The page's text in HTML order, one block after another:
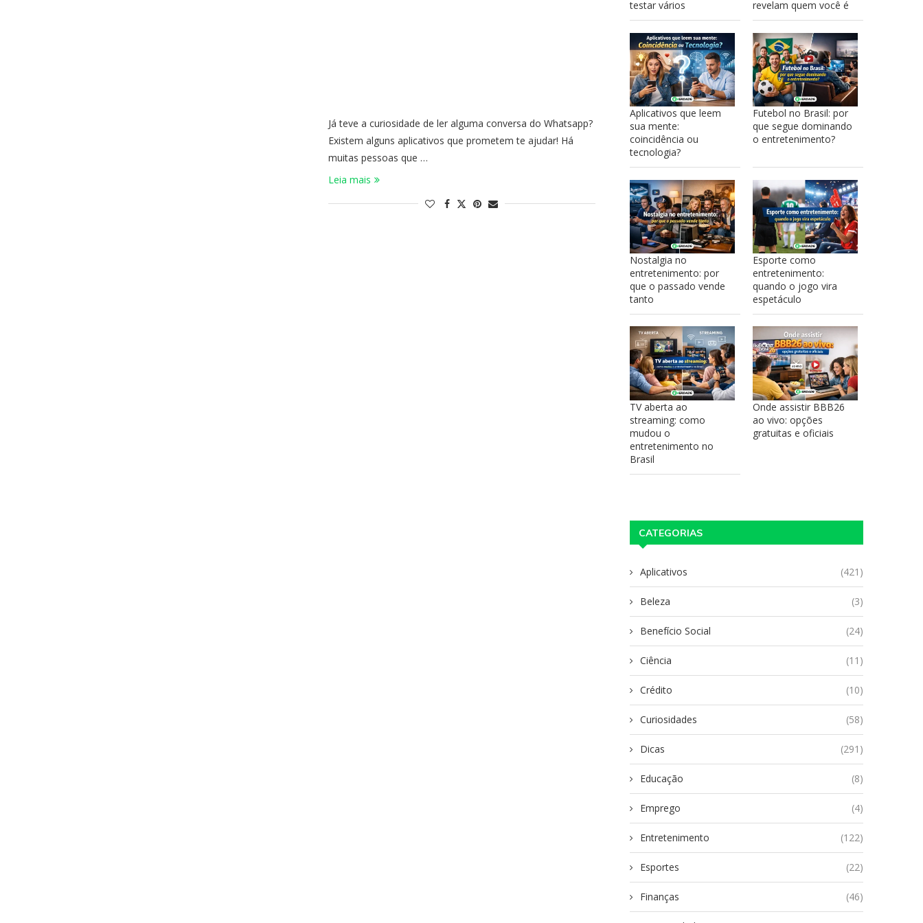
Já teve a curiosidade de ler alguma conversa do Whatsapp?
Existem alguns aplicativos que prometem te ajudar! Há
muitas pessoas que …
Leia mais
testar vários revelam quem você é
Aplicativos que leem
sua mente:
coincidência ou
tecnologia?
Futebol no Brasil: por
que segue dominando
o entretenimento?
Nostalgia no
entretenimento: por
que o passado vende
tanto
Esporte como
entretenimento:
quando o jogo vira
espetáculo
TV aberta ao
streaming: como
mudou o
entretenimento no
Brasil
Onde assistir BBB26
ao vivo: opções
gratuitas e oficiais
CATEGORIAS
Aplicativos (421)
Beleza (3)
Benefício Social (24)
Ciência (11)
Crédito (10)
Curiosidades (58)
Dicas (291)
Educação (8)
Emprego (4)
Entretenimento (122)
Esportes (22)
Finanças (46)